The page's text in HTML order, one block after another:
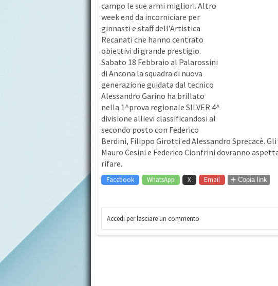
campo le sue armi migliori. Altro
week end da incorniciare per
ginnasti e staff dell’Artistica
Recanati che hanno centrato
obiettivi di grande prestigio.
Sabato 18 Febbraio al Palarossini
di Ancona la squadra di nuova
generazione guidata dal tecnico
Alessandro Garino ha brillato
nella 1^prova regionale SILVER 4^
divisione allievi classificandosi al
secondo posto con Federico
Berdini, Filippo Girotti ed Alessandro Sprecacè.
Mauro Cesini e Federico Cionfrini dovranno
rifare.
Facebook WhatsApp X Email + Copia link
Accedi per lasciare un commento